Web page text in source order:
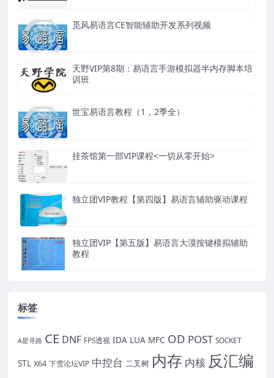
觅风易语言CE智能辅助开发系列视频
天野VIP第8期：易语言手游模拟器半内存脚本培
训班
世宝易语言教程（1，2季全）
挂茶馆第一部VIP课程<一切从零开始>
独立团VIP教程【第四版】易语言辅助驱动课程
独立团VIP【第五版】易语言大漠按键模拟辅助
教程
标签
A星寻路 CE DNF FPS透视 IDA LUA MFC OD POST SOCKET
STL X64 下雪论坛VIP 中控台 二叉树 内存 内核 反汇编